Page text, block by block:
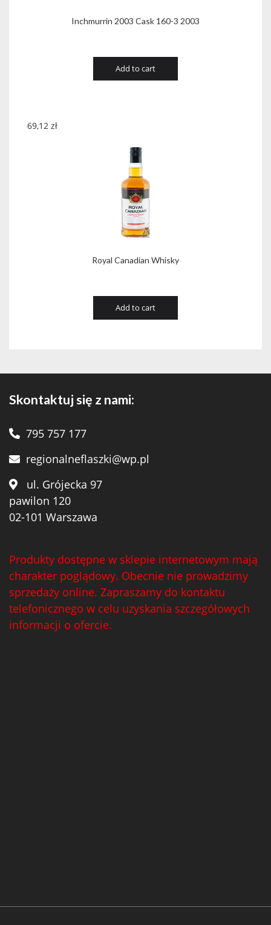
Inchmurrin 2003 Cask 160-3 2003
Add to cart
Royal Canadian Whisky
69,12 zł
Add to cart
Skontaktuj się z nami:
795 757 177
regionalneflaszki@wp.pl
ul. Grójecka 97
pawilon 120
02-101 Warszawa
Produkty dostępne w sklepie internetowym mają
charakter poglądowy. Obecnie nie prowadzimy
sprzedaży online. Zapraszamy do kontaktu
telefonicznego w celu uzyskania szczegółowych
informacji o ofercie.